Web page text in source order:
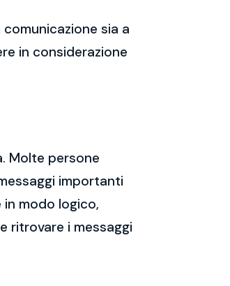
sia a
in considerazione
Molte persone
importanti
modo logico,
ritrovare i messaggi